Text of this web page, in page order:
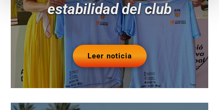
estabilidad del club
Leer noticia